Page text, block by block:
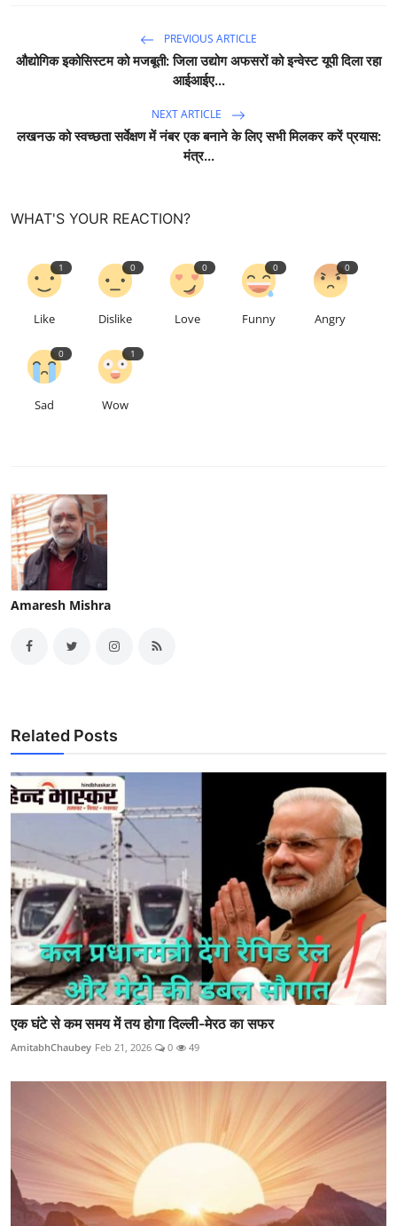
PREVIOUS ARTICLE
औद्योगिक इकोसिस्टम को मजबूती: जिला उद्योग अफसरों को इन्वेस्ट यूपी दिला रहा
आईआईए...
NEXT ARTICLE
लखनऊ को स्वच्छता सर्वेक्षण में नंबर एक बनाने के लिए सभी मिलकर करें प्रयास:
मंत्र...
WHAT'S YOUR REACTION?
1
Like
0
Dislike
0
Love
0
Funny
0
Angry
0
Sad
1
Wow
Amaresh Mishra
Related Posts
एक घंटे से कम समय में तय होगा दिल्ली-मेरठ का सफर
AmitabhChaubey Feb 21, 2026 0 49